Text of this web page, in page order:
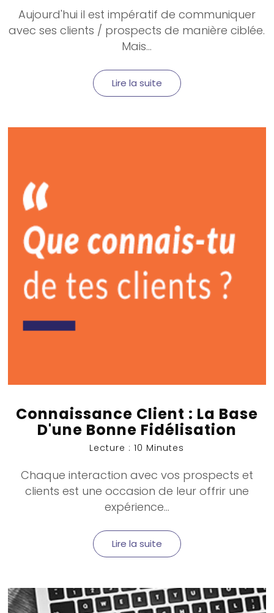
Aujourd'hui il est impératif de communiquer
avec ses clients / prospects de manière ciblée.
Mais...
Lire la suite
Connaissance Client : La Base
D'une Bonne Fidélisation
Lecture : 10 Minutes
Chaque interaction avec vos prospects et
clients est une occasion de leur offrir une
expérience...
Lire la suite